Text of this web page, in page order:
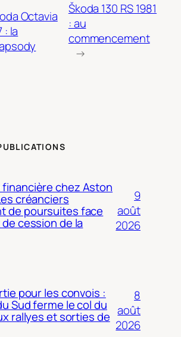
Octavia
: la
Škoda 130 RS 1981
: au
commencement
→
chez Aston
créanciers
de poursuites face
cession de la
9
août
2026
pour les convois :
Sud ferme le col du
rallyes et sorties de
8
août
2026